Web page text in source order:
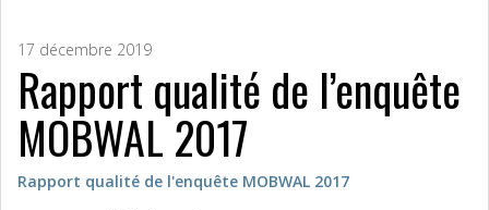
17 décembre 2019
Rapport qualité de l’enquête
MOBWAL 2017
Rapport qualité de l'enquête MOBWAL 2017